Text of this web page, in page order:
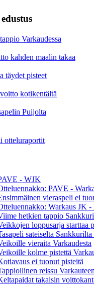
Varkaudessa
kahden maalin takaa
täydet pisteet
kotikentältä
Puijolta
otteluraportit
- WJK
PAVE -
vieraspeli ei
Warkaus JK -
hetkien tappio
loppusarja starttaa
sateiselta
vieraita Varkaudesta
kolme pistettä
ei tuonut pisteitä
reissu Varkauteen
takaisin